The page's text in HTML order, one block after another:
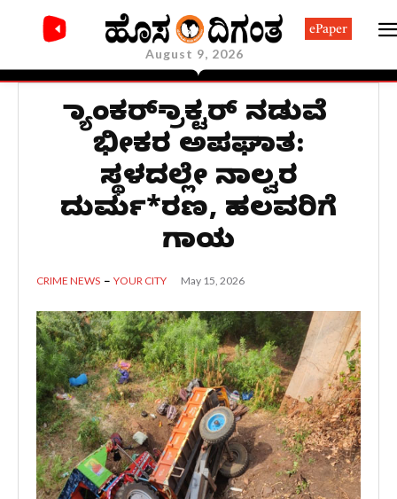
August 9, 2026
ePaper
ಟ್ಯಾಂಕರ್-ಟ್ರಾಕ್ಟರ್ ನಡುವೆ
ಭೀಕರ ಅಪಘಾತ:
ಸ್ಥಳದಲ್ಲೇ ನಾಲ್ವರ
ದುರ್ಮ*ರಣ, ಹಲವರಿಗೆ
ಗಾಯ
CRIME NEWS YOUR CITY May 15, 2026